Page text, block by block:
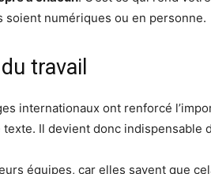
soient numériques ou en personne.
travail
internationaux ont renforcé
texte. Il devient donc
équipes, car elles savent que